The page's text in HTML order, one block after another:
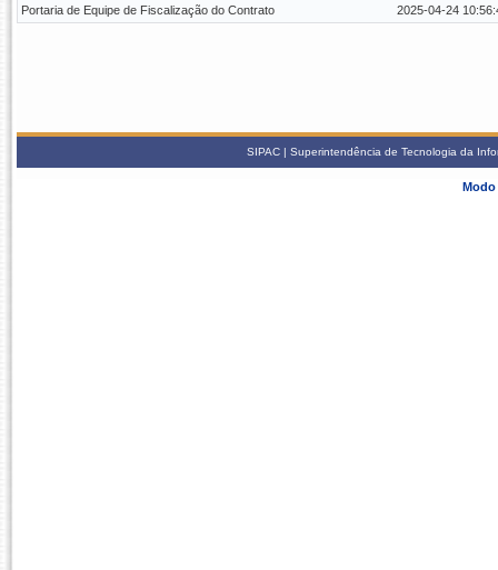
Portaria de Equipe de Fiscalização do Contrato
2025-04-24
SIPAC | Superintendência de Tecnologia da
Modo